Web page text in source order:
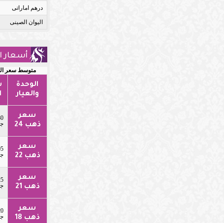
درهم اماراتى
اليوان الصينى
أسعار
متوسط سعر
الوحدة
والعيار
سعر
ذهب 24
سعر
ذهب 22
سعر
ذهب 21
سعر
ذهب 18